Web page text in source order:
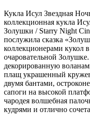
Кукла Исул Звездная
коллекционная кукла
Золушки / Starry Night
послужила сказка
коллекционерами кукол
очаровательной
декорированную
плащ украшенный
двумя бантами,
сапоги на высокой
чародея волшебная
кудрями и отлично